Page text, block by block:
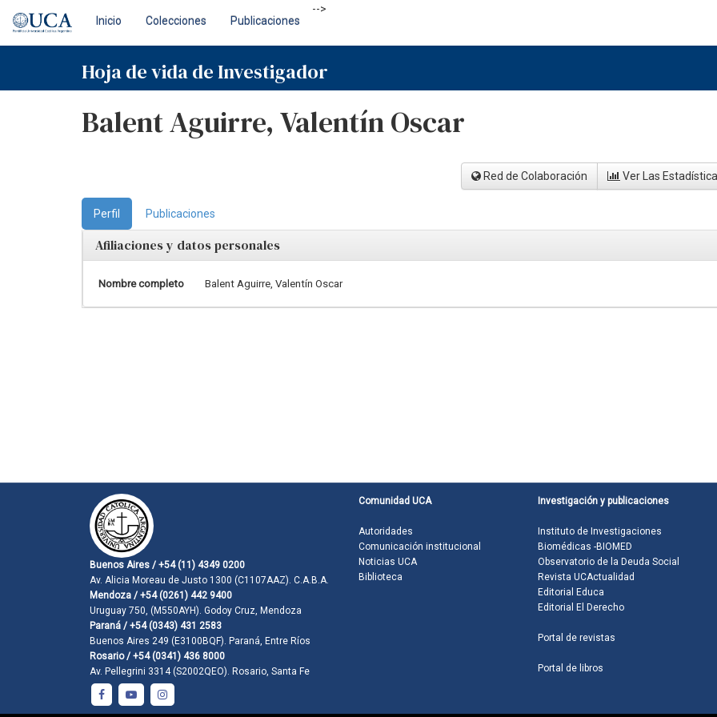
navigation
Inicio Colecciones Publicaciones
-->
Hoja de vida de Investigador
Balent Aguirre, Valentín Oscar
Red de Colaboración Ver Las
Perfil Publicaciones
Afiliaciones y datos personales
Nombre completo Balent Aguirre, Valentín Oscar
Buenos Aires / +54 (11) 4349 0200
Av. Alicia Moreau de Justo 1300 (C1107AAZ). C.A.B.A.
Mendoza / +54 (0261) 442 9400
Uruguay 750, (M550AYH). Godoy Cruz, Mendoza
Paraná / +54 (0343) 431 2583
Buenos Aires 249 (E3100BQF). Paraná, Entre Ríos
Rosario / +54 (0341) 436 8000
Av. Pellegrini 3314 (S2002QEO). Rosario, Santa Fe
Comunidad UCA
Autoridades
Comunicación institucional
Noticias UCA
Biblioteca
Investigación y publicaciones
Instituto de Investigaciones
Biomédicas -BIOMED
Observatorio de la Deuda Social
Revista UCActualidad
Editorial Educa
Editorial El Derecho
Portal de revistas
Portal de libros